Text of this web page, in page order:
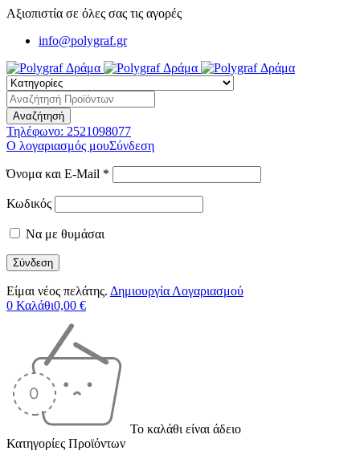
Αξιοπιστία σε όλες σας τις αγορές
info@polygraf.gr
Τηλέφωνο: 2521098077
Ο λογαριασμός μουΣύνδεση
Όνομα και E-Mail *
Κωδικός
Να με θυμάσαι
Είμαι νέος πελάτης. Δημιουργία Λογαριασμού
0 Καλάθι0,00 €
Το καλάθι είναι άδειο
Κατηγορίες Προϊόντων